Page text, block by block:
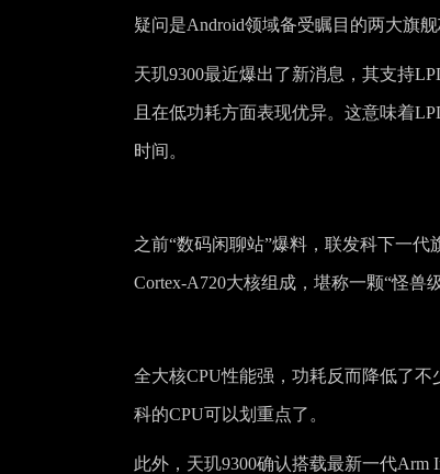
疑问是Android领域备受瞩目的两大旗舰
天玑9300最近爆出了新消息，其支持
且在低功耗方面表现优异。这意味着
时间。
之前“数码闲聊站”爆料，联发科下一代
Cortex-A720大核组成，堪称一颗“怪兽
全大核CPU性能强，功耗反而降低了
科的CPU可以划重点了。
此外，天玑9300确认搭载最新一代Arm